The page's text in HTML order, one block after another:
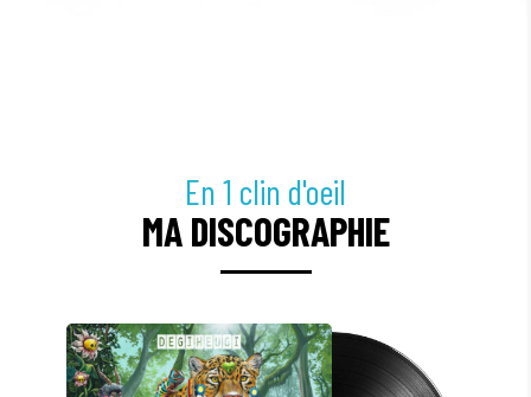
En 1 clin d'oeil
MA DISCOGRAPHIE